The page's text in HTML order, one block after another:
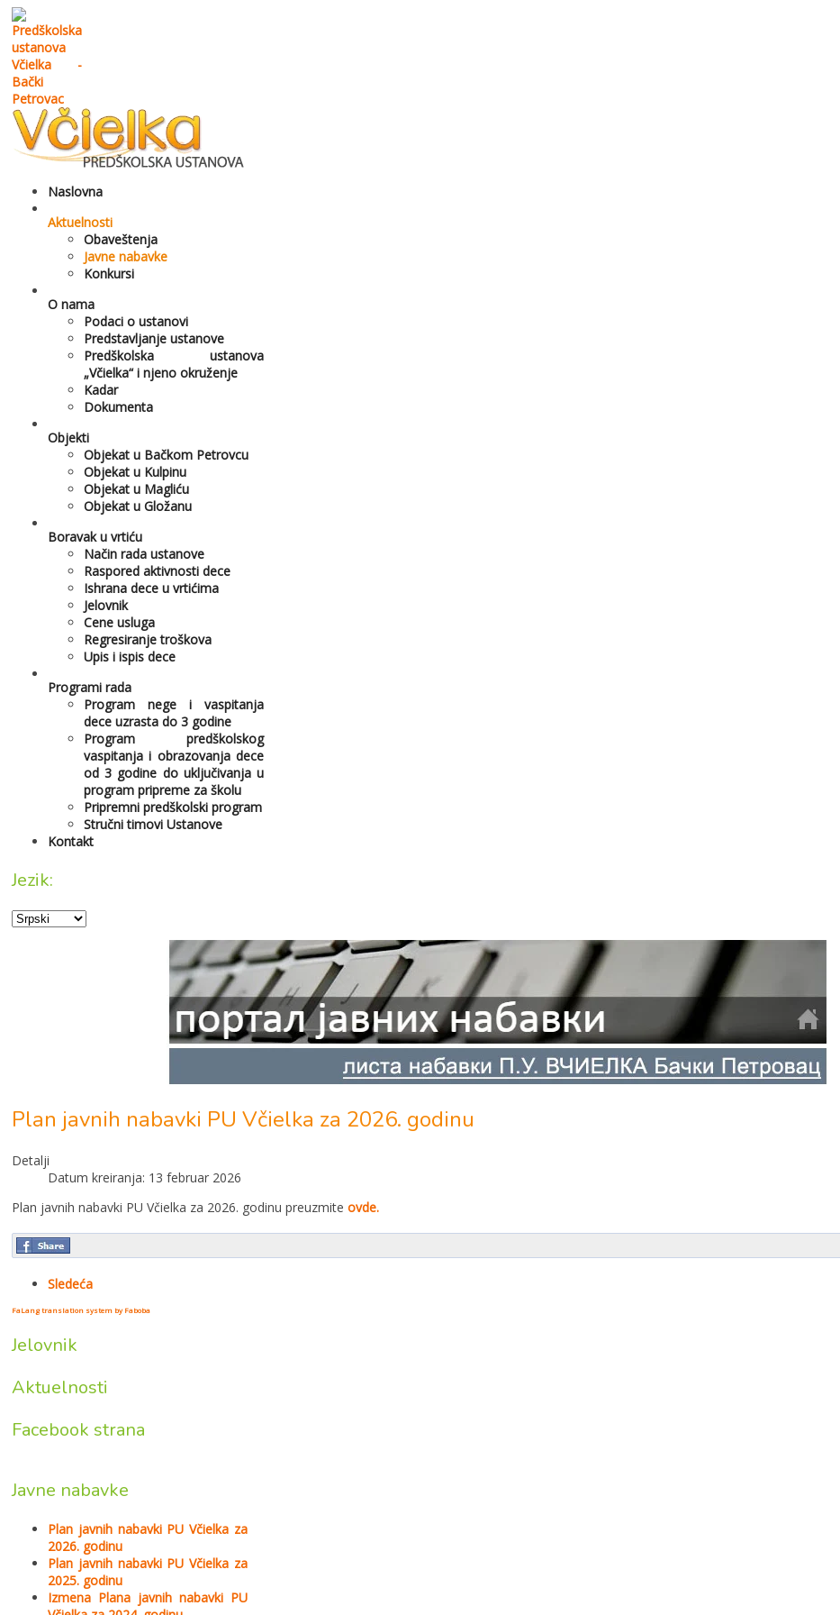
Naslovna
Aktuelnosti
Obaveštenja
Javne nabavke
Konkursi
O nama
Podaci o ustanovi
Predstavljanje ustanove
Predškolska ustanova
„Včielka“ i njeno okruženje
Kadar
Dokumenta
Objekti
Objekat u Bačkom Petrovcu
Objekat u Kulpinu
Objekat u Magliću
Objekat u Gložanu
Boravak u vrtiću
Način rada ustanove
Raspored aktivnosti dece
Ishrana dece u vrtićima
Jelovnik
Cene usluga
Regresiranje troškova
Upis i ispis dece
Programi rada
Program nege i vaspitanja
dece uzrasta do 3 godine
Program predškolskog
vaspitanja i obrazovanja dece
od 3 godine do uključivanja u
program pripreme za školu
Pripremni predškolski program
Stručni timovi Ustanove
Kontakt
Jezik:
Plan javnih nabavki PU Včielka za 2026. godinu
Detalji
Datum kreiranja: 13 februar 2026
Plan javnih nabavki PU Včielka za 2026. godinu preuzmite ovde.
Sledeća
FaLang translation system by Faboba
Jelovnik
Aktuelnosti
Facebook strana
Javne nabavke
Plan javnih nabavki PU Včielka za
2026. godinu
Plan javnih nabavki PU Včielka za
2025. godinu
Izmena Plana javnih nabavki PU